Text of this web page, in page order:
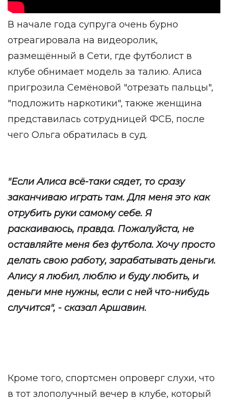
В начале года супруга очень бурно
отреагировала на видеоролик,
размещённый в Сети, где футболист в
клубе обнимает модель за талию. Алиса
пригрозила Семёновой "отрезать пальцы",
"подложить наркотики", также женщина
представилась сотрудницей ФСБ, после
чего Ольга обратилась в суд.
"Если Алиса всё-таки сядет, то сразу
заканчиваю играть там. Для меня это как
отрубить руки самому себе. Я
раскаиваюсь, правда. Пожалуйста, не
оставляйте меня без футбола. Хочу просто
делать свою работу, зарабатывать деньги.
Алису я любил, люблю и буду любить, и
деньги мне нужны, если с ней что-нибудь
случится", - сказал Аршавин.
Кроме того, спортсмен опроверг слухи, что
в тот злополучный вечер в клубе, который